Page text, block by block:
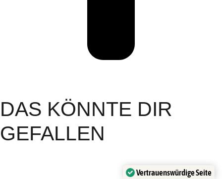
DAS KÖNNTE DIR
GEFALLEN
Vertrauenswürdige Seite